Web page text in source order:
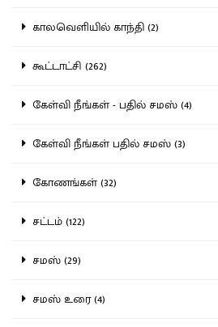
காலவெளியில் காந்தி (2)
கூட்டாட்சி (262)
கேள்வி நீங்கள் - பதில் சமஸ் (4)
கேள்வி நீங்கள் பதில் சமஸ் (3)
கோணங்கள் (32)
சட்டம் (122)
சமஸ் (29)
சமஸ் உரை (4)